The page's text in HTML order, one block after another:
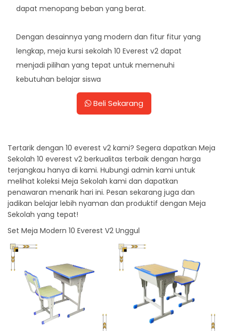
dapat menopang beban yang berat.
Dengan desainnya yang modern dan fitur fitur yang
lengkap, meja kursi sekolah 10 Everest v2 dapat
menjadi pilihan yang tepat untuk memenuhi
kebutuhan belajar siswa
Beli Sekarang
Tertarik dengan 10 everest v2 kami? Segera dapatkan Meja
Sekolah 10 everest v2 berkualitas terbaik dengan harga
terjangkau hanya di kami. Hubungi admin kami untuk
melihat koleksi Meja Sekolah kami dan dapatkan
penawaran menarik hari ini. Pesan sekarang juga dan
jadikan belajar lebih nyaman dan produktif dengan Meja
Sekolah yang tepat!
Set Meja Modern 10 Everest V2 Unggul